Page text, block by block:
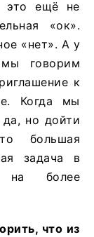
это ещё не
«ок».
«нет». А у
мы говорим
к
Когда мы
но дойти
большая
задача в
на более
что из